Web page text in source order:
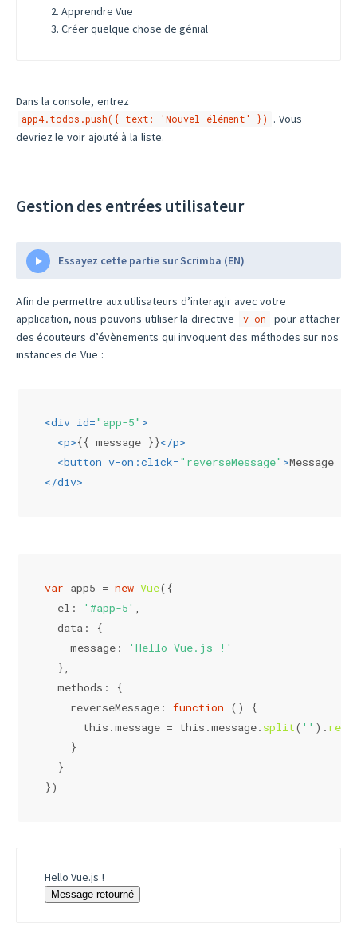
Apprendre Vue
Créer quelque chose de génial
Dans la console, entrez
app4.todos.push({ text: 'Nouvel élément' })
. Vous
devriez le voir ajouté à la liste.
Gestion des entrées utilisateur
Essayez cette partie sur Scrimba (EN)
Afin de permettre aux utilisateurs d’interagir avec votre
application, nous pouvons utiliser la directive
v-on
pour attacher
des écouteurs d’évènements qui invoquent des méthodes sur nos
instances de Vue :
<div id="app-5" >
<p>{{ message }}</p>
<button v-on:click="reverseMessage" >Message
</div>
var app5 = new Vue({
el : '#app-5' ,
data: {
message:
'Hello Vue.js !'
  },
methods : {
reverseMessage: function ( ) {
this .message = this .message. split( '' ).
    }
  }
})
Hello Vue.js !
Message retourné